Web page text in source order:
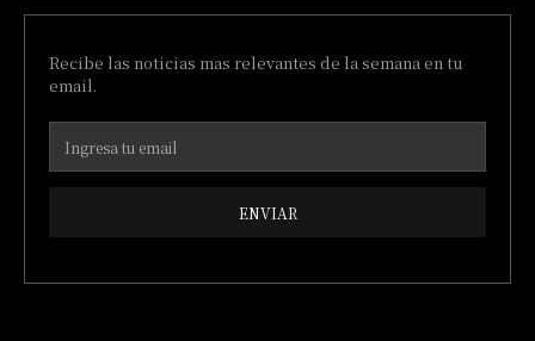
Recibe las noticias mas relevantes de la semana en tu
email.
ENVIAR